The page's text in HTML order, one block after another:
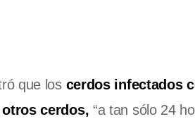
que los cerdos infectados
cerdos, “a tan sólo 24